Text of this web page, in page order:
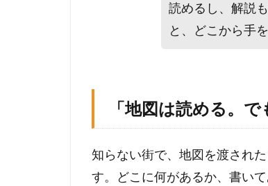
か
1.1
「
地
図
読めるし、解説
と、どこから手
「地図は読める。
知らない街で、地図を渡され
す。どこに何があるか、書い